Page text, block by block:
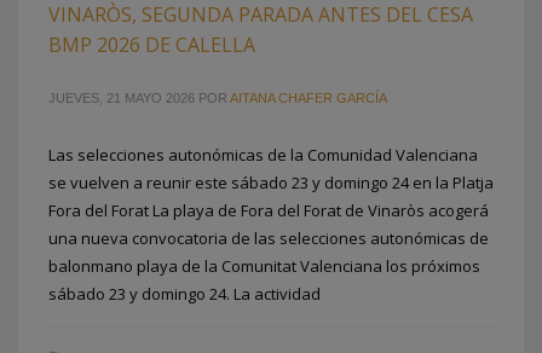
VINARÒS, SEGUNDA PARADA ANTES DEL CESA
BMP 2026 DE CALELLA
JUEVES, 21 MAYO 2026 POR AITANA CHAFER GARCÍA
Las selecciones autonómicas de la Comunidad Valenciana
se vuelven a reunir este sábado 23 y domingo 24 en la Platja
Fora del Forat La playa de Fora del Forat de Vinaròs acogerá
una nueva convocatoria de las selecciones autonómicas de
balonmano playa de la Comunitat Valenciana los próximos
sábado 23 y domingo 24. La actividad